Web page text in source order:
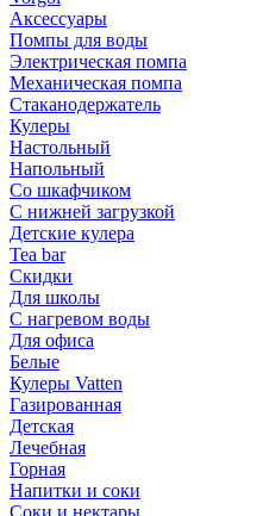
Аксессуары
Помпы для воды
Электрическая помпа
Механическая помпа
Стаканодержатель
Кулеры
Настольный
Напольный
Со шкафчиком
С нижней загрузкой
Детские кулера
Tea bar
Скидки
Для школы
С нагревом воды
Для офиса
Белые
Кулеры Vatten
Газированная
Детская
Лечебная
Горная
Напитки и соки
Соки и нектары